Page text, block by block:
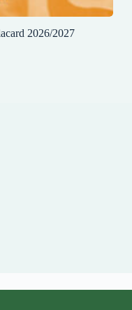
2026/2027